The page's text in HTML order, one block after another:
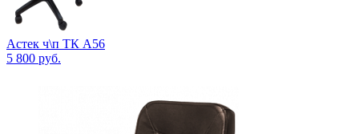
Астек ч\п ТК А56
5 800 руб.